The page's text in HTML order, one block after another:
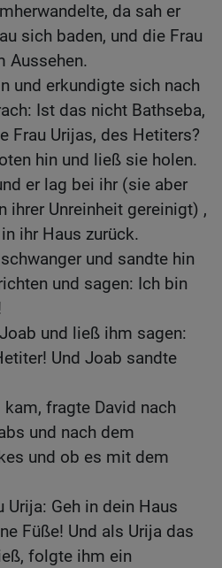
da sah er
sich baden, und die Frau
Aussehen.
und erkundigte sich nach
Ist das nicht Bathseba,
Frau Urijas, des Hetiters?
hin und ließ sie holen.
er lag bei ihr (sie aber
ihrer Unreinheit gereinigt) ,
ihr Haus zurück.
und sandte hin
und sagen: Ich bin
und ließ ihm sagen:
Und Joab sandte
fragte David nach
und nach dem
und ob es mit dem
Urija: Geh in dein Haus
Füße! Und als Urija das
folgte ihm ein